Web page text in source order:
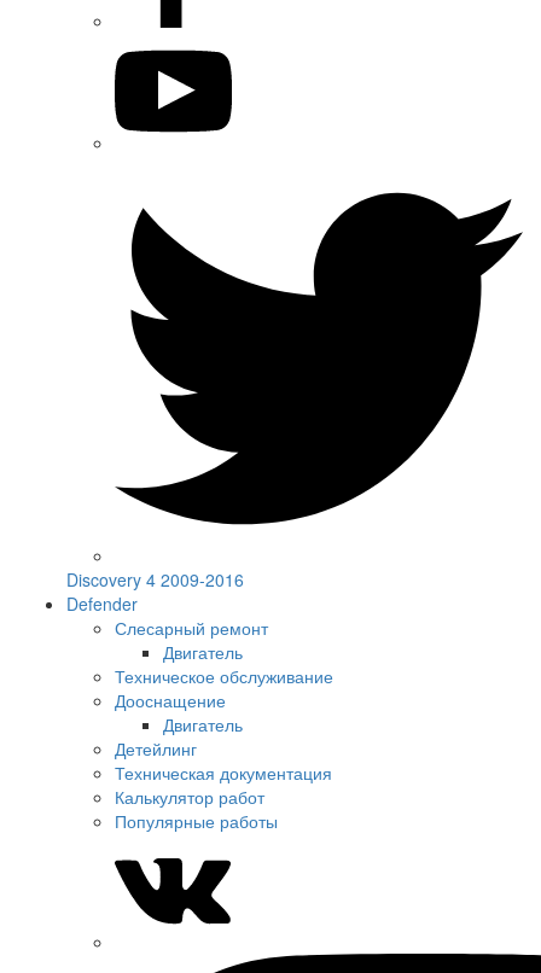
Discovery 4 2009-2016
Defender
Слесарный ремонт
Двигатель
Техническое обслуживание
Дооснащение
Двигатель
Детейлинг
Техническая документация
Калькулятор работ
Популярные работы